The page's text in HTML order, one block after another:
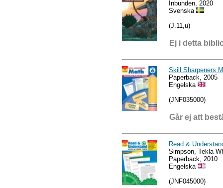
Inbunden, 2020
Svenska
(J.11,u)
Ej i detta
Skill Sharpeners
Paperback, 2005
Engelska
(JNF035000)
Går ej att
Read &
Simpson, Tekla
Paperback, 2010
Engelska
(JNF045000)